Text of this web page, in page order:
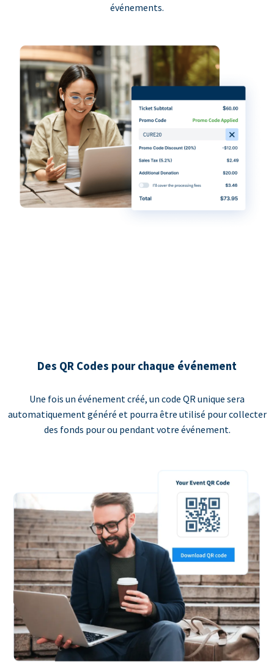
événements.
Des QR Codes pour chaque événement
Une fois un événement créé, un code QR unique sera
automatiquement généré et pourra être utilisé pour collecter
des fonds pour ou pendant votre événement.